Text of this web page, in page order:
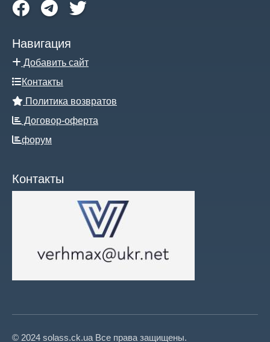
Навигация
Добавить сайт
Контакты
Политика возвратов
Договор-оферта
форум
Контакты
© 2024 solass.ck.ua Все права защищены.